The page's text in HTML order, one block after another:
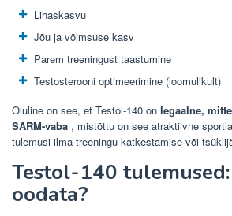
Lihaskasvu
Jõu ja võimsuse kasv
Parem treeningust taastumine
Testosterooni optimeerimine (loomulikult)
Oluline on see, et Testol-140 on legaalne,
SARM-vaba , mistõttu on see atraktiivne
tulemusi ilma treeningu katkestamise või
Testol-140
oodata?